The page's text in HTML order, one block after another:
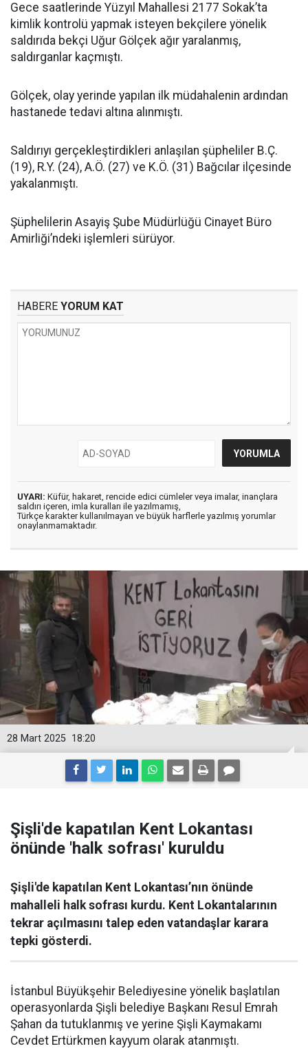
Gece saatlerinde Yüzyıl Mahallesi 2177 Sokak’ta
kimlik kontrolü yapmak isteyen bekçilere yönelik
saldırıda bekçi Uğur Gölçek ağır yaralanmış,
saldırganlar kaçmıştı.
Gölçek, olay yerinde yapılan ilk müdahalenin ardından
hastanede tedavi altına alınmıştı.
Saldırıyı gerçekleştirdikleri anlaşılan şüpheliler B.Ç.
(19), R.Y. (24), A.Ö. (27) ve K.Ö. (31) Bağcılar ilçesinde
yakalanmıştı.
Şüphelilerin Asayiş Şube Müdürlüğü Cinayet Büro
Amirliği’ndeki işlemleri sürüyor.
HABERE YORUM KAT
UYARI: Küfür, hakaret, rencide edici cümleler veya imalar, inançlara
saldırı içeren, imla kuralları ile yazılmamış,
Türkçe karakter kullanılmayan ve büyük harflerle yazılmış yorumlar
onaylanmamaktadır.
18:20
28 Mart 2025
Şişli'de kapatılan Kent Lokantası
önünde 'halk sofrası' kuruldu
Şişli'de kapatılan Kent Lokantası’nın önünde
mahalleli halk sofrası kurdu. Kent Lokantalarının
tekrar açılmasını talep eden vatandaşlar karara
tepki gösterdi.
İstanbul Büyükşehir Belediyesine yönelik başlatılan
operasyonlarda Şişli belediye Başkanı Resul Emrah
Şahan da tutuklanmış ve yerine Şişli Kaymakamı
Cevdet Ertürkmen kayyum olarak atanmıştı.